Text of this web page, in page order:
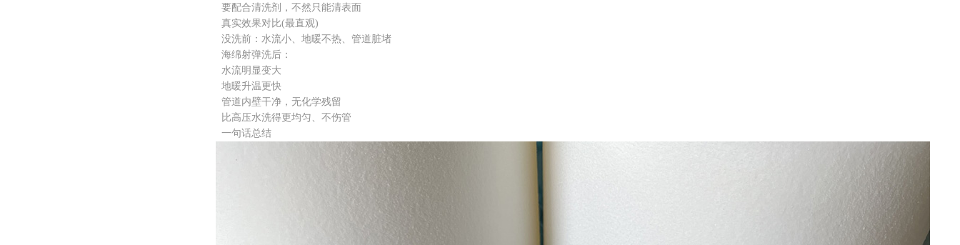
要配合清洗剂，不然只能清表面
真实效果对比(最直观)
没洗前：水流小、地暖不热、管道脏堵
海绵射弹洗后：
水流明显变大
地暖升温更快
管道内壁干净，无化学残留
比高压水洗得更均匀、不伤管
一句话总结